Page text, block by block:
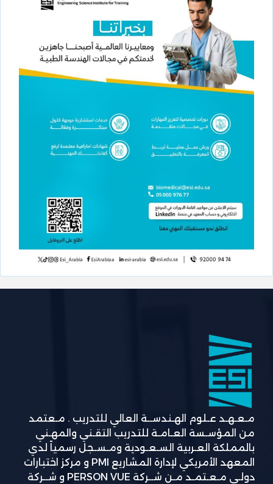
مـعـهـد عـلوم الهـندســة العالي للتدريب . مـعتمد
من المؤسـسة العـامـة للتدريب التقـني والمهـني
بالمملكة العـربية السـعـودية ومـسـجل رسمياً لدي
المعهد الأمريكي لإدارة المشاريع PMI و مركز اختبارات
دولـي مـعـتمـد مـن شــركة PERSON VUE و شــركة